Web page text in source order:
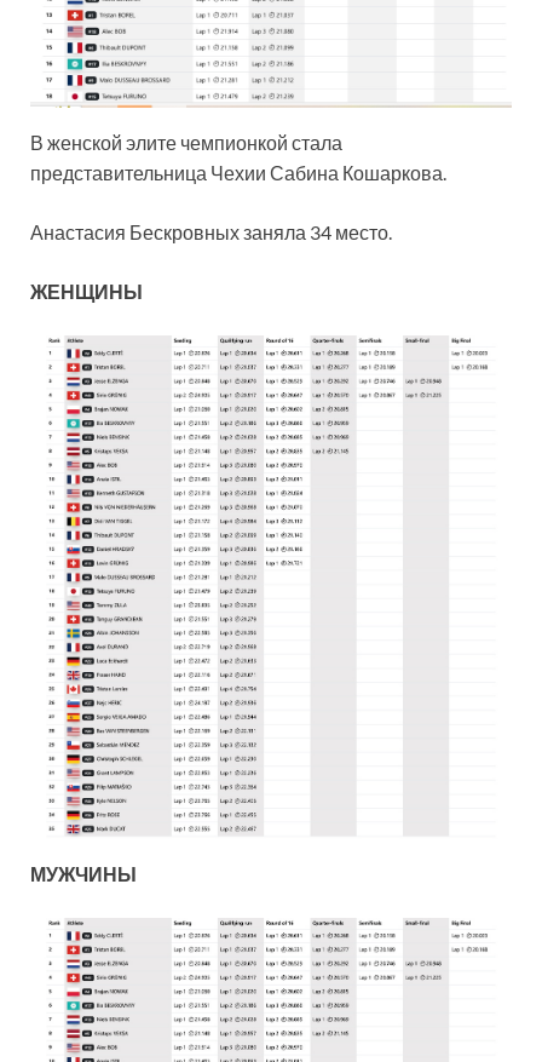
В женской элите чемпионкой стала
представительница Чехии Сабина Кошаркова.
Анастасия Бескровных заняла 34 место.
ЖЕНЩИНЫ
МУЖЧИНЫ